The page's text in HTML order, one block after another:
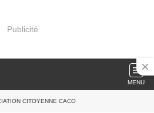
Publicité
MENU
CITOYENNE CACO